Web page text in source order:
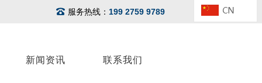
服务热线： 199 2759 9789
新闻资讯 联系我们